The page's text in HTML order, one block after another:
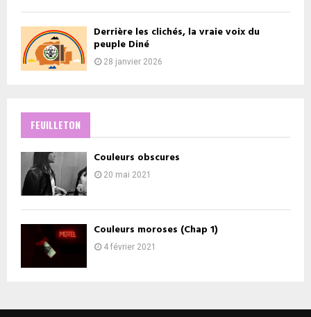
Derrière les clichés, la vraie voix du
peuple Diné
28 janvier 2026
FEUILLETON
Couleurs obscures
20 mai 2021
Couleurs moroses (Chap 1)
4 février 2021